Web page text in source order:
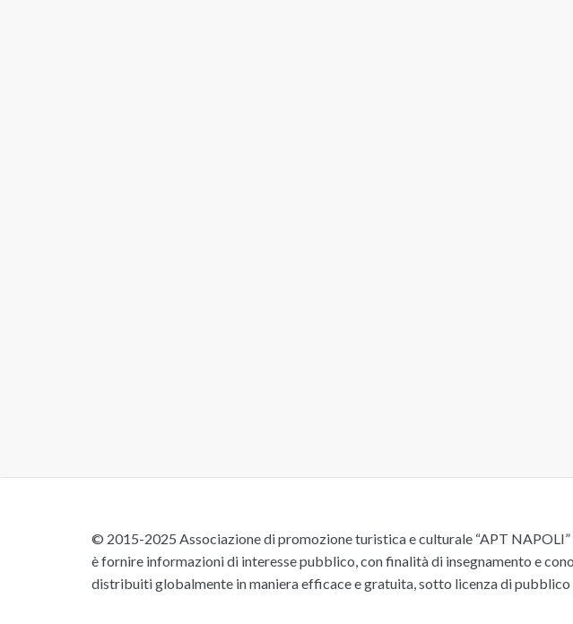
© 2015-2025 Associazione di promozione turistica e culturale “APT
è fornire informazioni di interesse pubblico, con finalità di insegnamento e
distribuiti globalmente in maniera efficace e gratuita, sotto licenza di pubblico